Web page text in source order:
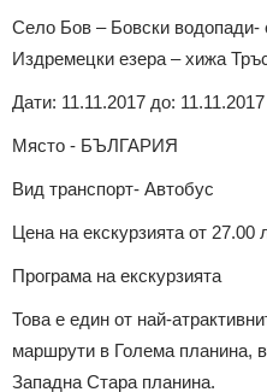
Село Бов – Бовски
Издремецки езера – хижа
Дати: 11.11.2017 до: 11.11.2017
Място - БЪЛГАРИЯ
Вид транспорт- Автобус
Цена на екскурзията от 27.00
Програма на екскурзията
Това е един от най-
маршрути в Голема планина,
Западна Стара планина.